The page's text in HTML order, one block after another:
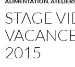
STAGE
2015